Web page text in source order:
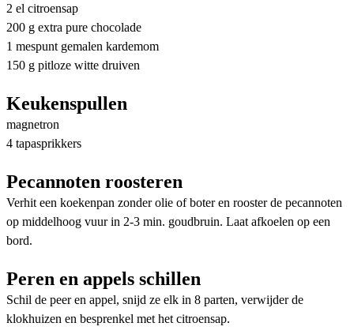
2 el citroensap
200 g extra pure chocolade
1 mespunt gemalen kardemom
150 g pitloze witte druiven
Keukenspullen
magnetron
4 tapasprikkers
Pecannoten roosteren
Verhit een koekenpan zonder olie of boter en rooster de pecannoten
op middelhoog vuur in 2-3 min. goudbruin. Laat afkoelen op een
bord.
Peren en appels schillen
Schil de peer en appel, snijd ze elk in 8 parten, verwijder de
klokhuizen en besprenkel met het citroensap.